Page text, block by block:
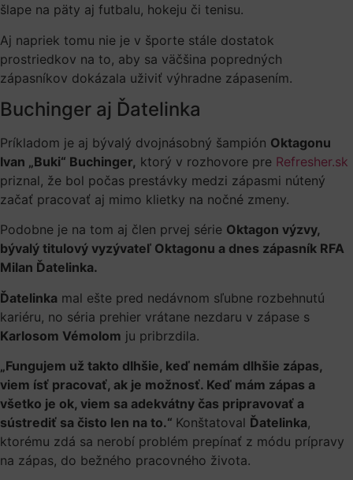
šlape na päty aj futbalu, hokeju či tenisu.
Aj napriek tomu nie je v športe stále dostatok
prostriedkov na to, aby sa väčšina popredných
zápasníkov dokázala uživiť výhradne zápasením.
Buchinger aj Ďatelinka
Príkladom je aj bývalý dvojnásobný šampión Oktagonu
Ivan „Buki“ Buchinger, ktorý v rozhovore pre Refresher.sk
priznal, že bol počas prestávky medzi zápasmi nútený
začať pracovať aj mimo klietky na nočné zmeny.
Podobne je na tom aj člen prvej série Oktagon výzvy,
bývalý titulový vyzývateľ Oktagonu a dnes zápasník RFA
Milan Ďatelinka.
Ďatelinka mal ešte pred nedávnom sľubne rozbehnutú
kariéru, no séria prehier vrátane nezdaru v zápase s
Karlosom Vémolom ju pribrzdila.
„Fungujem už takto dlhšie, keď nemám dlhšie zápas,
viem ísť pracovať, ak je možnosť. Keď mám zápas a
všetko je ok, viem sa adekvátny čas pripravovať a
sústrediť sa čisto len na to.“ Konštatoval Ďatelinka,
ktorému zdá sa nerobí problém prepínať z módu prípravy
na zápas, do bežného pracovného života.